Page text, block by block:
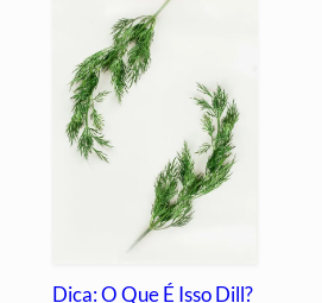
Dica: O Que É Isso Dill?